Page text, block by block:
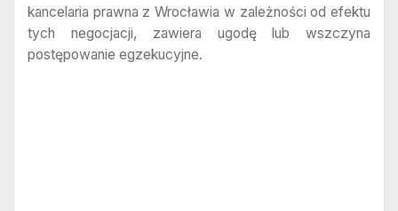
kancelaria prawna z Wrocławia w zależności od efektu
tych negocjacji, zawiera ugodę lub wszczyna
postępowanie egzekucyjne.